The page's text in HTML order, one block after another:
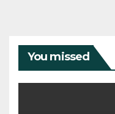
You missed